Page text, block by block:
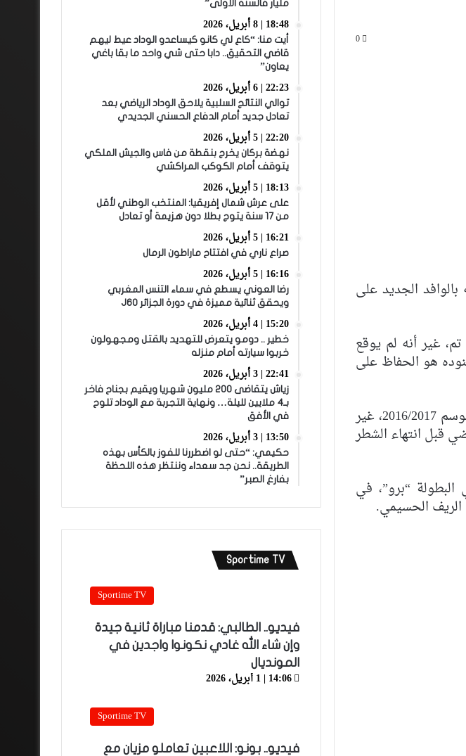
0
الجديد على
غير أنه لم يوقع
هو الحفاظ على
وسبق للإطار الوطني أن قاد النهضة تقنيا عندما كان في قسم الهواة خلال موسم 2016/2017، غير
قبل انتهاء الشطر
“برو”، في
الحسيمي.
مليار فالسنة الأولى”
18:48 | 8 أبريل، 2026
أيت منا: “كاع لي كانو كيساعدو الوداد عيط ليهم
قاضي التحقيق.. دابا حتى شي واحد ما بقا باغي
يعاون”
22:23 | 6 أبريل، 2026
توالي النتائج السلبية يلاحق الوداد الرياضي بعد
تعادل جديد أمام الدفاع الحسني الجديدي
22:20 | 5 أبريل، 2026
نهضة بركان يخرج بنقطة من فاس والجيش الملكي
يتوقف أمام الكوكب المراكشي
18:13 | 5 أبريل، 2026
على عرش شمال إفريقيا: المنتخب الوطني لأقل
من 17 سنة يتوج بطلا دون هزيمة أو تعادل
16:21 | 5 أبريل، 2026
صراع ناري في افتتاح ماراطون الرمال
16:16 | 5 أبريل، 2026
رضا العوني يسطع في سماء التنس المغربي
ويحقق ثنائية مميزة في دورة الجزائر J60
15:20 | 4 أبريل، 2026
خطير .. دومو يتعرض للتهديد بالقتل ومجهولون
خربوا سيارته أمام منزله
22:41 | 3 أبريل، 2026
زياش يتقاضى 200 مليون شهريا ويقيم بجناح فاخر
بـ4 ملايين لليلة… ونهاية التجربة مع الوداد تلوح
في الأفق
13:50 | 3 أبريل، 2026
حكيمي: “حتى لو اضطررنا للفوز بالكأس بهذه
الطريقة.. نحن جد سعداء وننتظر هذه اللحظة
بفارغ الصبر”
Sportime TV
Sportime TV
فيديو.. الطالبي: قدمنا مباراة ثانية جيدة
وإن شاء الله غادي نكونوا واجدين في
المونديال
14:06 | 1 أبريل، 2026
Sportime TV
فيديو.. بونو: اللاعبين تعاملو مزيان مع